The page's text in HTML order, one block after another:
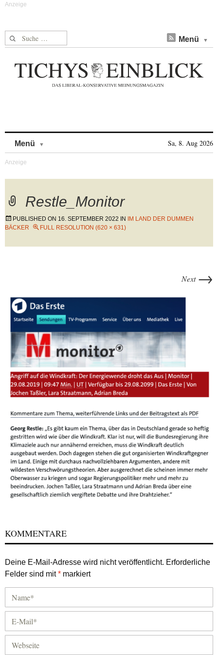
Suche nach: Menü
Menü Sa, 8. Aug 2026
Restle_Monitor
PUBLISHED ON 16. SEPTEMBER 2022 IN
IM LAND DER DUMMEN
BÄCKER
FULL RESOLUTION (620 × 631)
Next →
KOMMENTARE
Deine E-Mail-Adresse wird nicht veröffentlicht. Erforderliche
Felder sind mit* markiert